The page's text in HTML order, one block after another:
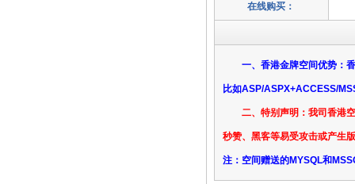
在线购买：
一、香港金牌空间优势：
比如ASP/ASPX+ACCESS/
二、特别声明：我司香港
秒赞、黑客等易受攻击或产生
注：空间赠送的MYSQL和